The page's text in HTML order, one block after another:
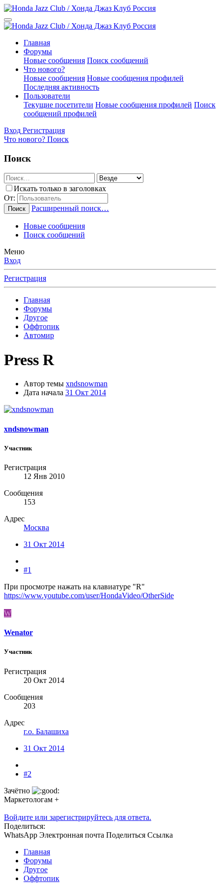
Главная
Форумы
Новые сообщения Поиск сообщений
Что нового?
Новые сообщения Новые сообщения профилей
Последняя активность
Пользователи
Текущие посетители Новые сообщения профилей Поиск
сообщений профилей
Вход Регистрация
Что нового? Поиск
Поиск
Искать только в заголовках
От:
Поиск Расширенный поиск…
Новые сообщения
Поиск сообщений
Меню
Вход
Регистрация
Главная
Форумы
Другое
Оффтопик
Автомир
Press R
Автор темы xndsnowman
Дата начала 31 Окт 2014
xndsnowman
Участник
Регистрация
12 Янв 2010
Сообщения
153
Адрес
Москва
31 Окт 2014
#1
При просмотре нажать на клавиатуре "R"
https://www.youtube.com/user/HondaVideo/OtherSide
W
Wenator
Участник
Регистрация
20 Окт 2014
Сообщения
203
Адрес
г.о. Балашиха
31 Окт 2014
#2
Зачётно
Маркетологам +
Войдите или зарегистрируйтесь для ответа.
Поделиться:
WhatsApp Электронная почта Поделиться Ссылка
Главная
Форумы
Другое
Оффтопик